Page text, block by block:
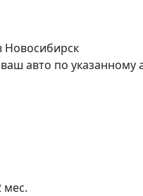
Новосибирск
авто по указанному
мес.